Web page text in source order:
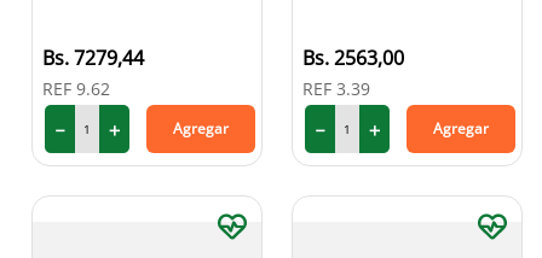
7279,44
REF 9.62
＋
－ Agregar
2563,00
REF 3.39
＋
－ Agregar